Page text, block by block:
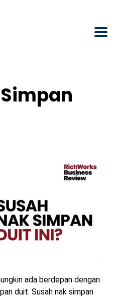
ada berdepan dengan
duit. Susah nak simpan